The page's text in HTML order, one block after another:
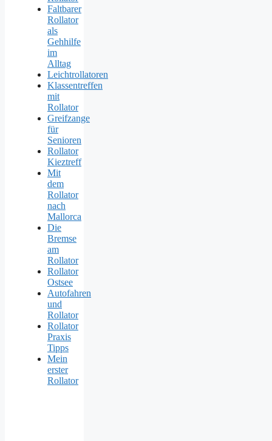
Faltbarer
Rollator
als
Gehhilfe
im
Alltag
Leichtrollatoren
Klassentreffen
mit
Rollator
Greifzange
für
Senioren
Rollator
Kieztreff
Mit
dem
Rollator
nach
Mallorca
Die
Bremse
am
Rollator
Rollator
Ostsee
Autofahren
und
Rollator
Rollator
Praxis
Tipps
Mein
erster
Rollator